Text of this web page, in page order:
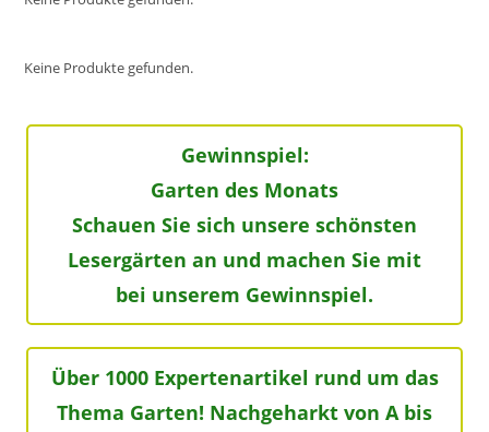
Keine Produkte gefunden.
Gewinnspiel:
Garten des Monats
Schauen Sie sich unsere schönsten
Lesergärten an und machen Sie mit
bei unserem Gewinnspiel.
Über 1000 Expertenartikel rund um das
Thema Garten! Nachgeharkt von A bis